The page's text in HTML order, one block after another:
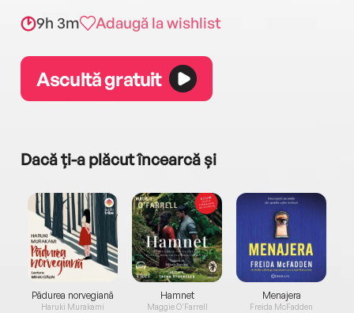
9h 3m Adaugă la wishlist
Ascultă gratuit
Dacă ți-a plăcut încearcă și
Pădurea norvegiană
Haruki Murakami
Hamnet
Maggie O'Farrell
Menajera
Freida McFadden